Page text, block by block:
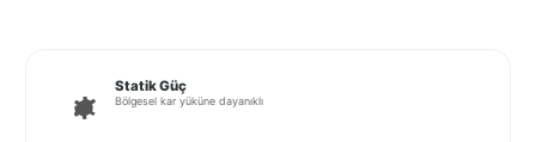
Statik Güç
Bölgesel kar yüküne dayanıklı
Kırklareli